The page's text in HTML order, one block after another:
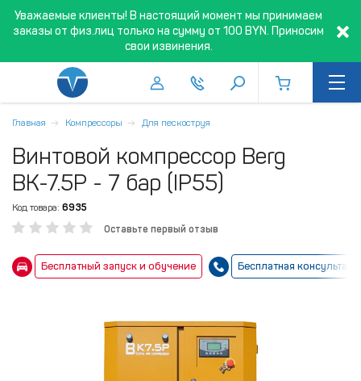
Уважаемые клиенты! В настоящий момент мы принимаем
заказы от физ.лиц только на сумму от 100 BYN. Приносим
свои извинения.
Главная Компрессоры Для пескоструя
Винтовой компрессор Berg
ВК-7.5Р - 7 бар (IP55)
Код товара: 6935
Оставьте первый отзыв
Бесплатный запуск и обучение Бесплатная